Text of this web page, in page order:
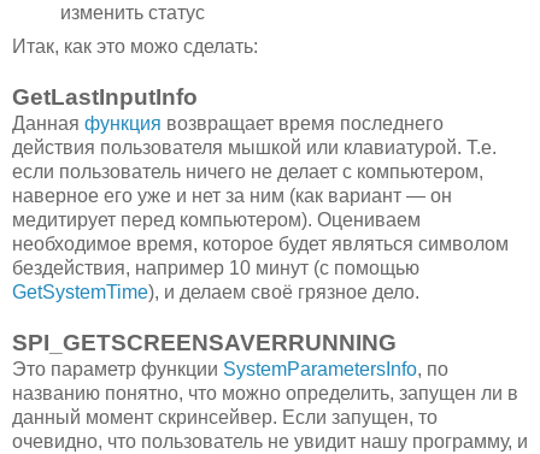
изменить статус
Итак, как это можо сделать:
GetLastInputInfo
Данная функция возвращает время последнего
действия пользователя мышкой или клавиатурой. Т.е.
если пользователь ничего не делает с компьютером,
наверное его уже и нет за ним (как вариант — он
медитирует перед компьютером). Оцениваем
необходимое время, которое будет являться символом
бездействия, например 10 минут (с помощью
GetSystemTime), и делаем своё грязное дело.
SPI_GETSCREENSAVERRUNNING
Это параметр функции SystemParametersInfo, по
названию понятно, что можно определить, запущен ли в
данный момент скринсейвер. Если запущен, то
очевидно, что пользователь не увидит нашу программу, и